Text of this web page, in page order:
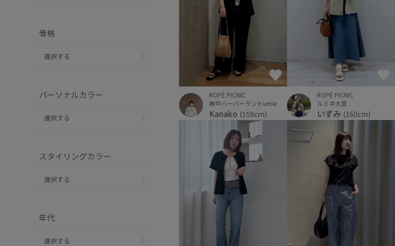
骨格
選択する
パーソナルカラー
選択する
スタイリングカラー
選択する
年代
選択する
ROPÉ PICNIC
神戸ハーバーランドumie
Kanako (159cm)
ROPÉ PICNIC
ルミネ大宮
いずみ (160cm)